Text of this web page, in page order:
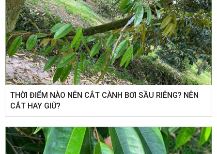
THỜI ĐIỂM NÀO NÊN CẮT CÀNH BƠI SẦU RIÊNG? NÊN
CẮT HAY GIỮ?